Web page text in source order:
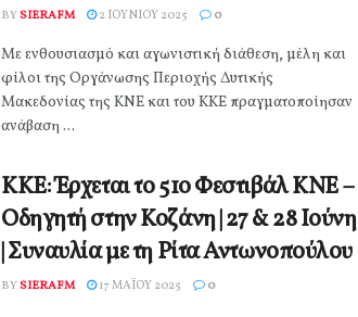
BYSIERAFM 2 ΙΟΥΝΊΟΥ 2025 0
Με ενθουσιασμό και αγωνιστική διάθεση, μέλη και
φίλοι της Οργάνωσης Περιοχής Δυτικής
Μακεδονίας της ΚΝΕ και του ΚΚΕ πραγματοποίησαν
ανάβαση ...
ΚΚΕ: Έρχεται το 51ο Φεστιβάλ ΚΝΕ –
Οδηγητή στην Κοζάνη | 27 & 28 Ιούνη
| Συναυλία με τη Ρίτα Αντωνοπούλου
BYSIERAFM 17 ΜΑΪ́ΟΥ 2025 0